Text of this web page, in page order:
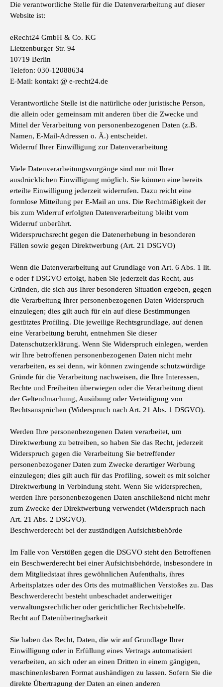
Die verantwortliche Stelle für die Datenverarbeitung auf dieser
Website ist:
eRecht24 GmbH & Co. KG
Lietzenburger Str. 94
10719 Berlin
Telefon: 030-12088634
E-Mail: kontakt @ e-recht24.de
Verantwortliche Stelle ist die natürliche oder juristische Person,
die allein oder gemeinsam mit anderen über die Zwecke und
Mittel der Verarbeitung von personenbezogenen Daten (z.B.
Namen, E-Mail-Adressen o. Ä.) entscheidet.
Widerruf Ihrer Einwilligung zur Datenverarbeitung
Viele Datenverarbeitungsvorgänge sind nur mit Ihrer
ausdrücklichen Einwilligung möglich. Sie können eine bereits
erteilte Einwilligung jederzeit widerrufen. Dazu reicht eine
formlose Mitteilung per E-Mail an uns. Die Rechtmäßigkeit der
bis zum Widerruf erfolgten Datenverarbeitung bleibt vom
Widerruf unberührt.
Widerspruchsrecht gegen die Datenerhebung in besonderen
Fällen sowie gegen Direktwerbung (Art. 21 DSGVO)
Wenn die Datenverarbeitung auf Grundlage von Art. 6 Abs. 1 lit.
e oder f DSGVO erfolgt, haben Sie jederzeit das Recht, aus
Gründen, die sich aus Ihrer besonderen Situation ergeben, gegen
die Verarbeitung Ihrer personenbezogenen Daten Widerspruch
einzulegen; dies gilt auch für ein auf diese Bestimmungen
gestütztes Profiling. Die jeweilige Rechtsgrundlage, auf denen
eine Verarbeitung beruht, entnehmen Sie dieser
Datenschutzerklärung. Wenn Sie Widerspruch einlegen, werden
wir Ihre betroffenen personenbezogenen Daten nicht mehr
verarbeiten, es sei denn, wir können zwingende schutzwürdige
Gründe für die Verarbeitung nachweisen, die Ihre Interessen,
Rechte und Freiheiten überwiegen oder die Verarbeitung dient
der Geltendmachung, Ausübung oder Verteidigung von
Rechtsansprüchen (Widerspruch nach Art. 21 Abs. 1 DSGVO).
Werden Ihre personenbezogenen Daten verarbeitet, um
Direktwerbung zu betreiben, so haben Sie das Recht, jederzeit
Widerspruch gegen die Verarbeitung Sie betreffender
personenbezogener Daten zum Zwecke derartiger Werbung
einzulegen; dies gilt auch für das Profiling, soweit es mit solcher
Direktwerbung in Verbindung steht. Wenn Sie widersprechen,
werden Ihre personenbezogenen Daten anschließend nicht mehr
zum Zwecke der Direktwerbung verwendet (Widerspruch nach
Art. 21 Abs. 2 DSGVO).
Beschwerderecht bei der zuständigen Aufsichtsbehörde
Im Falle von Verstößen gegen die DSGVO steht den Betroffenen
ein Beschwerderecht bei einer Aufsichtsbehörde, insbesondere in
dem Mitgliedstaat ihres gewöhnlichen Aufenthalts, ihres
Arbeitsplatzes oder des Orts des mutmaßlichen Verstoßes zu. Das
Beschwerderecht besteht unbeschadet anderweitiger
verwaltungsrechtlicher oder gerichtlicher Rechtsbehelfe.
Recht auf Datenübertragbarkeit
Sie haben das Recht, Daten, die wir auf Grundlage Ihrer
Einwilligung oder in Erfüllung eines Vertrags automatisiert
verarbeiten, an sich oder an einen Dritten in einem gängigen,
maschinenlesbaren Format aushändigen zu lassen. Sofern Sie die
direkte Übertragung der Daten an einen anderen